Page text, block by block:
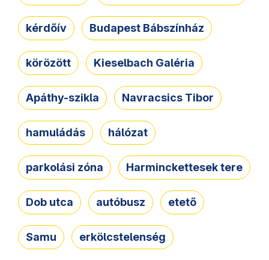
kérdőív Budapest Bábszínház
körözött Kieselbach Galéria
Apáthy-szikla Navracsics Tibor
hamuládás hálózat
parkolási zóna Harminckettesek tere
Dob utca autóbusz etető
Samu erkölcstelenség